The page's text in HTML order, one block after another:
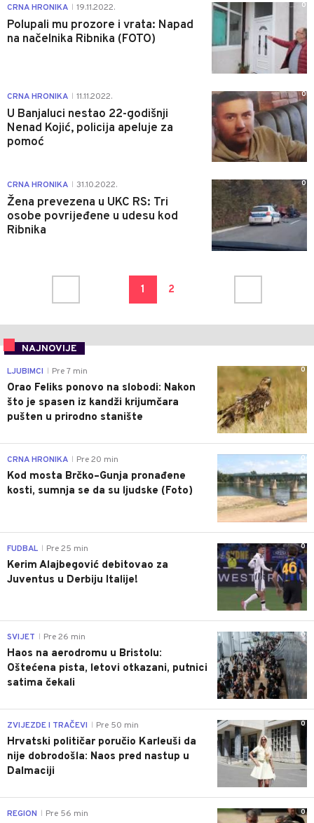
CRNA HRONIKA 19.11.2022.
Polupali mu prozore i vrata: Napad
na načelnika Ribnika (FOTO)
0
CRNA HRONIKA 11.11.2022.
U Banjaluci nestao 22-godišnji
Nenad Kojić, policija apeluje za
pomoć
0
CRNA HRONIKA 31.10.2022.
Žena prevezena u UKC RS: Tri
osobe povrijeđene u udesu kod
Ribnika
0
1 2
NAJNOVIJE
0
LJUBIMCI Pre 7 min
Orao Feliks ponovo na slobodi: Nakon
što je spasen iz kandži krijumčara
pušten u prirodno stanište
0
CRNA HRONIKA Pre 20 min
Kod mosta Brčko–Gunja pronađene
kosti, sumnja se da su ljudske (Foto)
0
FUDBAL Pre 25 min
Kerim Alajbegović debitovao za
Juventus u Derbiju Italije!
0
SVIJET Pre 26 min
Haos na aerodromu u Bristolu:
Oštećena pista, letovi otkazani, putnici
satima čekali
0
ZVIJEZDE I TRAČEVI Pre 50 min
Hrvatski političar poručio Karleuši da
nije dobrodošla: Naos pred nastup u
Dalmaciji
0
REGION Pre 56 min